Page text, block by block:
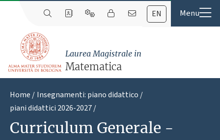
EN
Laurea Magistrale in
Matematica
Home
Insegnamenti: piano didattico
piani didattici 2026-2027
Curriculum Generale -